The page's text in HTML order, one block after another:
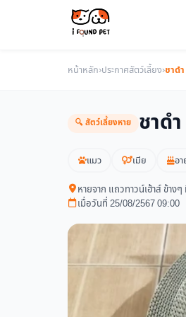
หน้าหลัก›ประกาศสัตว์เลี้ยง›ชาดำ
🔍 สัตว์เลี้ยงหาย ชาดำ
แมว เมีย อ
หายจาก แถวทาวน์เฮ้าส์ ข้าง
เมื่อวันที่ 25/08/2567 09:00